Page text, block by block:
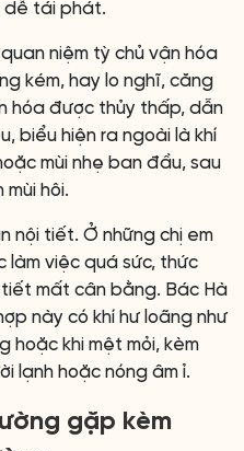
dễ tái phát.
niệm tỳ chủ vận hóa
kém, hay lo nghĩ, căng
hóa được thủy thấp, dẫn
biểu hiện ra ngoài là khí
mùi nhẹ ban đầu, sau
hôi.
nội tiết. Ở những chị em
làm việc quá sức, thức
tiết mất cân bằng. Bác Hà
này có khí hư loãng như
hoặc khi mệt mỏi, kèm
lạnh hoặc nóng âm ỉ.
gặp kèm